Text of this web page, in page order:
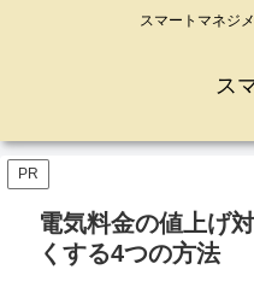
スマートマネジ
ス
PR
電気料金の値上げ
くする4つの方法